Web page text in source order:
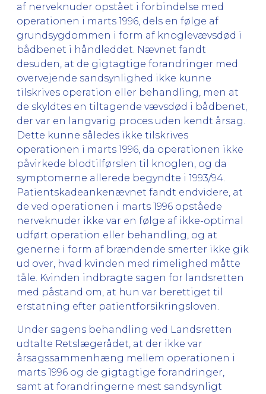
af nerveknuder opstået i forbindelse med
operationen i marts 1996, dels en følge af
grundsygdommen i form af knoglevævsdød i
bådbenet i håndleddet. Nævnet fandt
desuden, at de gigtagtige forandringer med
overvejende sandsynlighed ikke kunne
tilskrives operation eller behandling, men at
de skyldtes en tiltagende vævsdød i bådbenet,
der var en langvarig proces uden kendt årsag.
Dette kunne således ikke tilskrives
operationen i marts 1996, da operationen ikke
påvirkede blodtilførslen til knoglen, og da
symptomerne allerede begyndte i 1993/94.
Patientskadeankenævnet fandt endvidere, at
de ved operationen i marts 1996 opståede
nerveknuder ikke var en følge af ikke-optimal
udført operation eller behandling, og at
generne i form af brændende smerter ikke gik
ud over, hvad kvinden med rimelighed måtte
tåle. Kvinden indbragte sagen for landsretten
med påstand om, at hun var berettiget til
erstatning efter patientforsikringsloven.
Under sagens behandling ved Landsretten
udtalte Retslægerådet, at der ikke var
årsagssammenhæng mellem operationen i
marts 1996 og de gigtagtige forandringer,
samt at forandringerne mest sandsynligt